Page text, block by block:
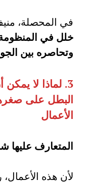
في المحصلة،
خلل في
وتحاصره بين
3. لماذا لا يمكن
البطل على
الأعمال
المتعارف عليها
لأن هذه